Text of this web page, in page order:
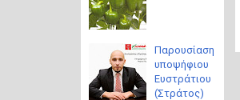
Παρουσίαση
υποψήφιου
Ευστράτιου
(Στράτος)